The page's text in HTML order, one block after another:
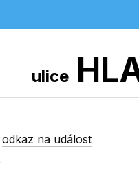
ulice
odkaz na událost